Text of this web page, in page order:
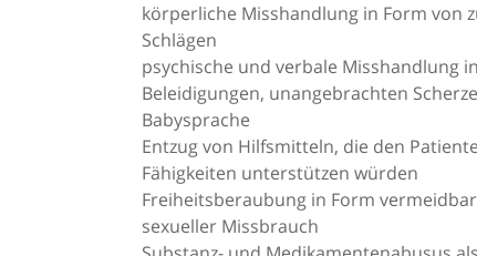
körperliche Misshandlung in Form von
Schlägen
psychische und verbale Misshandlung
Beleidigungen, unangebrachten
Babysprache
Entzug von Hilfsmitteln, die den
Fähigkeiten unterstützen würden
Freiheitsberaubung in Form
sexueller Missbrauch